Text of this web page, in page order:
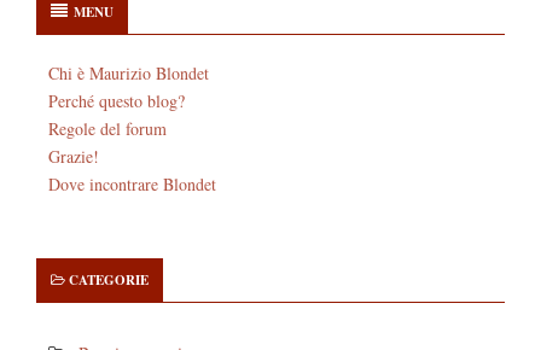
MENU
Chi è Maurizio Blondet
Perché questo blog?
Regole del forum
Grazie!
Dove incontrare Blondet
CATEGORIE